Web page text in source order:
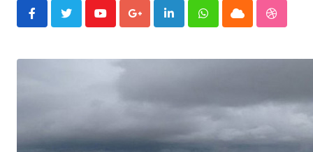
YoutubeGoogle+LinkedInWhatsappCloud